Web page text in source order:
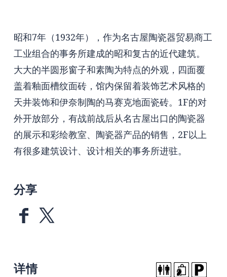
昭和7年（1932年），作为名古屋陶瓷器贸易商工
工业组合的事务所建成的昭和复古的近代建筑。
大大的半圆形窗子和素陶为特点的外观，四面覆
盖着釉面槽纹面砖，馆内保留着装饰艺术风格的
天井装饰和伊奈制陶的马赛克地面瓷砖。1F的对
外开放部分，有战前战后从名古屋出口的陶瓷器
的展示和彩绘教室、陶瓷器产品的销售，2F以上
有很多建筑设计、设计相关的事务所进驻。
分享
详情